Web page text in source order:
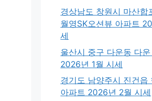
경상남도 창원시 마산합
월영SK오션뷰 아파트
세
울산시 중구 다운동 다운
2026년 1월 시세
경기도 남양주시 진건읍
아파트 2026년 2월 시세